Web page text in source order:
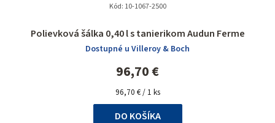
Polievková šálka 0,40 l s tanierikom Audun Ferme
Dostupné u Villeroy & Boch
96,70 €
Jednotková
cena:
96,70 € / 1 ks
DO KOŠÍKA
Kód: 10-1067-2500